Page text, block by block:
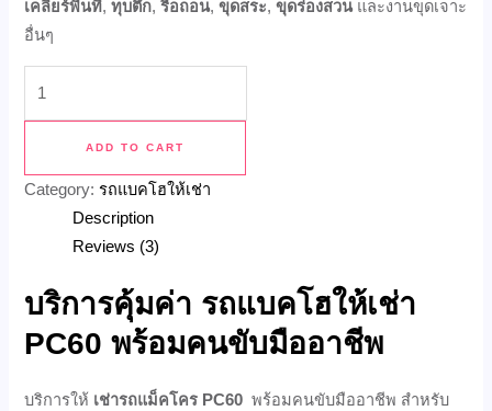
เคลียร์พื้นที่,ทุบตึก,รื้อถอน,ขุดสระ,ขุดร่องสวนและงานขุดเจาะ
อื่นๆ
ADD TO CART
Category:รถแบคโฮให้เช่า
Description
Reviews (3)
บริการคุ้มค่า รถแบคโฮให้เช่า
PC60 พร้อมคนขับมืออาชีพ
บริการให้ เช่ารถแม็คโคร PC60 พร้อมคนขับมืออาชีพ สำหรับ